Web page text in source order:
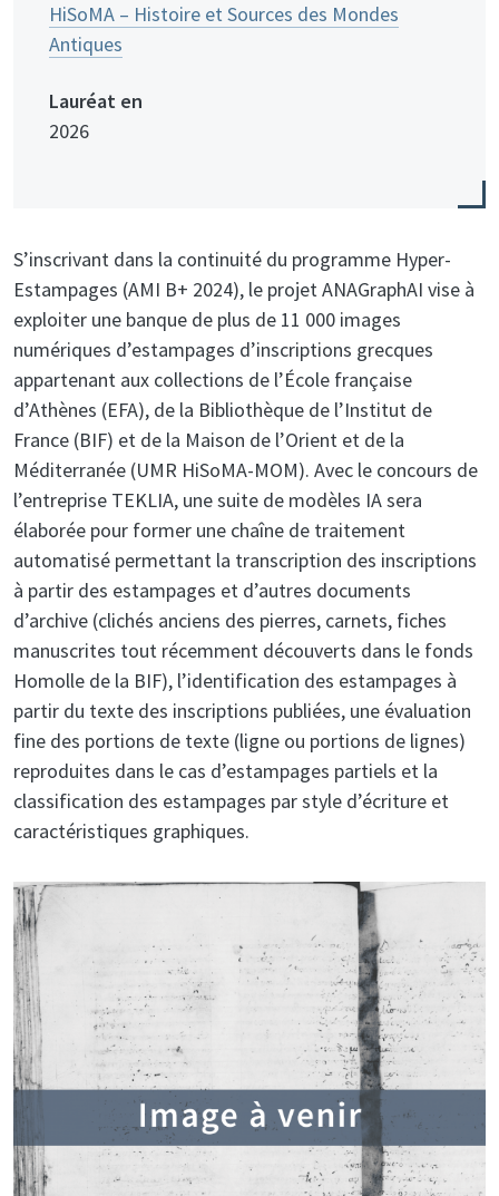
HiSoMA – Histoire et Sources des Mondes
Antiques
Lauréat en
2026
S’inscrivant dans la continuité du programme Hyper-
Estampages (AMI B+ 2024), le projet ANAGraphAI vise à
exploiter une banque de plus de 11 000 images
numériques d’estampages d’inscriptions grecques
appartenant aux collections de l’École française
d’Athènes (EFA), de la Bibliothèque de l’Institut de
France (BIF) et de la Maison de l’Orient et de la
Méditerranée (UMR HiSoMA-MOM). Avec le concours de
l’entreprise TEKLIA, une suite de modèles IA sera
élaborée pour former une chaîne de traitement
automatisé permettant la transcription des inscriptions
à partir des estampages et d’autres documents
d’archive (clichés anciens des pierres, carnets, fiches
manuscrites tout récemment découverts dans le fonds
Homolle de la BIF), l’identification des estampages à
partir du texte des inscriptions publiées, une évaluation
fine des portions de texte (ligne ou portions de lignes)
reproduites dans le cas d’estampages partiels et la
classification des estampages par style d’écriture et
caractéristiques graphiques.